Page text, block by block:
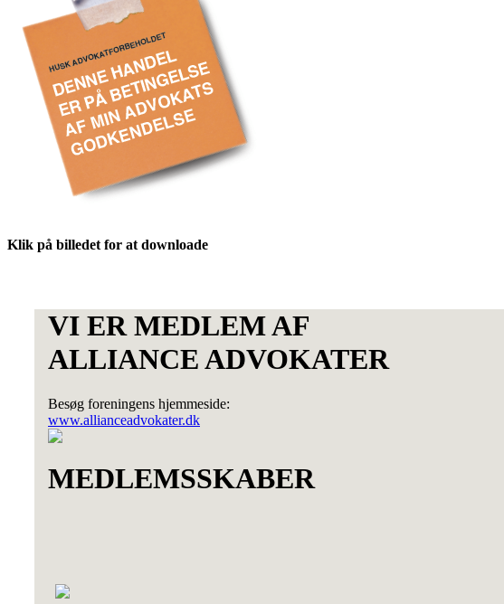
Klik på billedet for at downloade
VI ER MEDLEM AF
ALLIANCE ADVOKATER
Besøg foreningens hjemmeside:
www.allianceadvokater.dk
MEDLEMSSKABER